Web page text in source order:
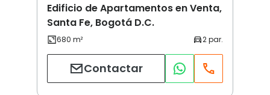
Edificio de Apartamentos en Venta,
Santa Fe, Bogotá D.C.
Contactar